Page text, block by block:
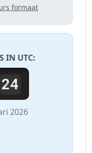
formaat
IN UTC:
24
2026